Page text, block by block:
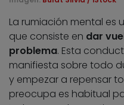
La rumiación mental es
que consiste en dar
problema. Esta
manifiesta sobre todo
y empezar a repensar
preocupa es habitual